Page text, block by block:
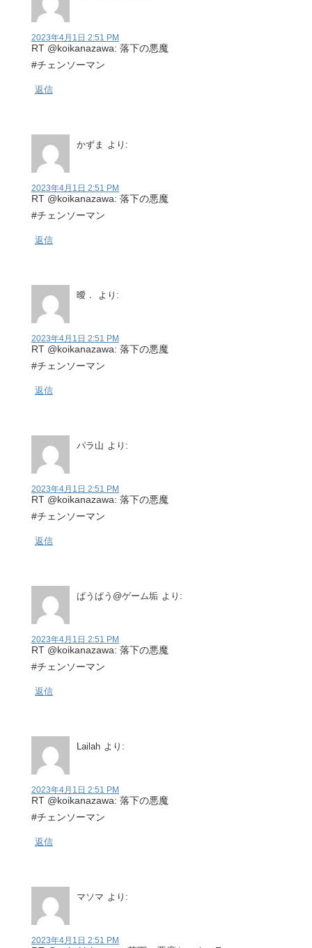
2023年4月1日 2:51 PM
RT @koikanazawa: 落下の悪魔
#チェンソーマン
返信
かずま より:
2023年4月1日 2:51 PM
RT @koikanazawa: 落下の悪魔
#チェンソーマン
返信
曖． より:
2023年4月1日 2:51 PM
RT @koikanazawa: 落下の悪魔
#チェンソーマン
返信
パラ山 より:
2023年4月1日 2:51 PM
RT @koikanazawa: 落下の悪魔
#チェンソーマン
返信
ぱうぱう@ゲーム垢 より:
2023年4月1日 2:51 PM
RT @koikanazawa: 落下の悪魔
#チェンソーマン
返信
Lailah より:
2023年4月1日 2:51 PM
RT @koikanazawa: 落下の悪魔
#チェンソーマン
返信
マソマ より:
2023年4月1日 2:51 PM